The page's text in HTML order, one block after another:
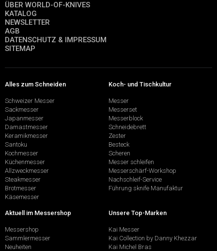
ÜBER WORLD-OF-KNIVES
KATALOG
NEWSLETTER
AGB
DATENSCHUTZ & IMPRESSUM
SITEMAP
Alles zum Schneiden
Schweizer Messer
Sackmesser
Japanmesser
Damastmesser
Keramikmesser
Santoku
Kochmesser
Küchenmesser
Allzweckmesser
Steakmesser
Brotmesser
Käsemesser
Koch- und Tischkultur
Messer
Messerset
Messerblock
Schneidebrett
Zester
Besteck
Scheren
Messer schleifen
Messerschärf-Workshop
Nachschleif-Service
Führung sknife Manufaktur
Aktuell im Messershop
Messershop
Sammlermesser
Neuheiten
Unsere Top-Marken
Kai Messer
Kai Collection by Danny Khezzar
Kai Michel Bras